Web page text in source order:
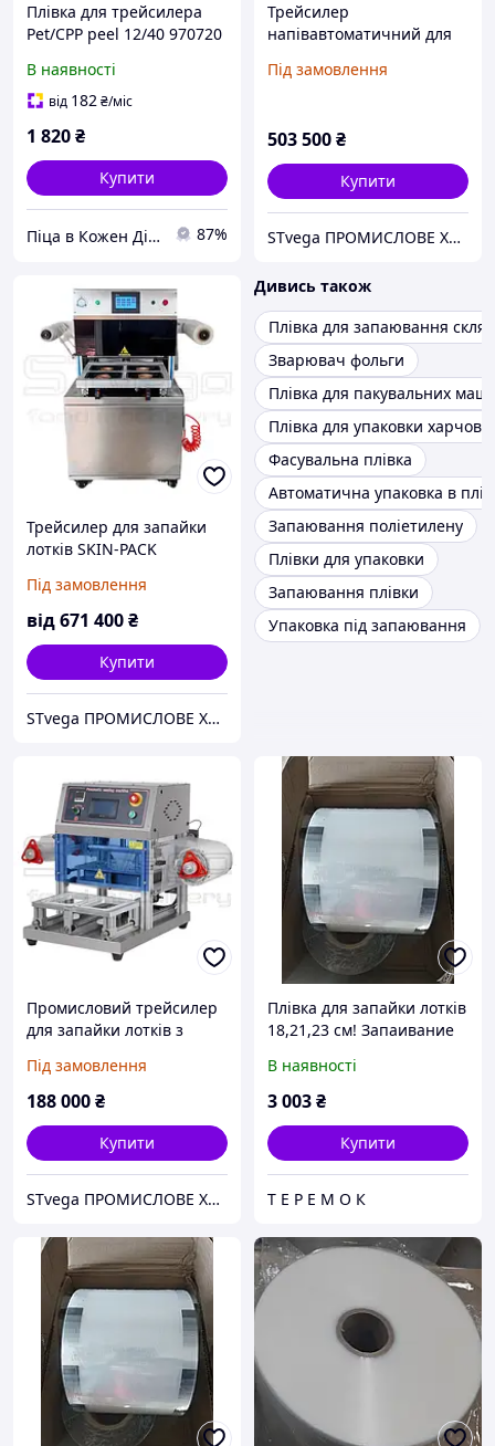
Плівка для трейсилера
Pet/CPP peel 12/40 970720
(Polyethylene);PET
(Polyethyleentereftalate)
В наявності
від 182₴/міс
1 820₴
Купити
Піца в Кожен Дім! 87%
Трейсилер
напівавтоматичний для
харчових лотків
Під замовлення
503 500₴
Купити
STvega ПРОМИСЛОВЕ ХАРЧОВЕ ОБЛАДНАННЯ
Трейсилер для запайки
лотків SKIN-PACK
Під замовлення
від671 400₴
Купити
STvega ПРОМИСЛОВЕ ХАРЧОВЕ ОБЛАДНАННЯ
Дивись також
Плівка для запаювання
Зварювач фольги
Плівка для пакувальних
Плівка для упаковки
Фасувальна плівка
Автоматична упаковка в
Запаювання поліетилену
Плівки для упаковки
Запаювання плівки
Упаковка під запаювання
Промисловий трейсилер
для запайки лотків з
Під замовлення
188 000₴
Купити
STvega ПРОМИСЛОВЕ ХАРЧОВЕ ОБЛАДНАННЯ
Плівка для запайки лотків
18,21,23 см! Запаивание
В наявності
3 003₴
Купити
Т Е Р Е М О К